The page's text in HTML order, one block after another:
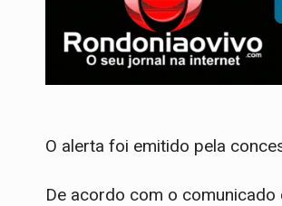
​O alerta foi emitido pela
De acordo com o